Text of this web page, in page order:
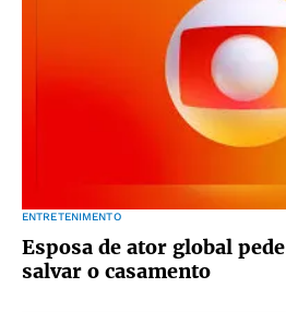
ENTRETENIMENTO
Esposa de ator global
salvar o casamento